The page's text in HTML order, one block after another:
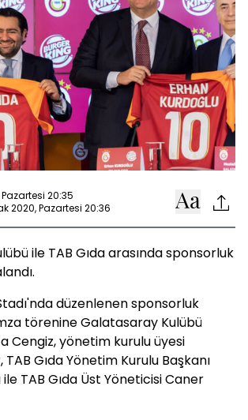
20:35
2020, Pazartesi 20:36
ile TAB Gıda arasında sponsorluk
düzenlenen sponsorluk
törenine Galatasaray Kulübü
Cengiz, yönetim kurulu üyesi
Gıda Yönetim Kurulu Başkanı
TAB Gıda Üst Yöneticisi Caner